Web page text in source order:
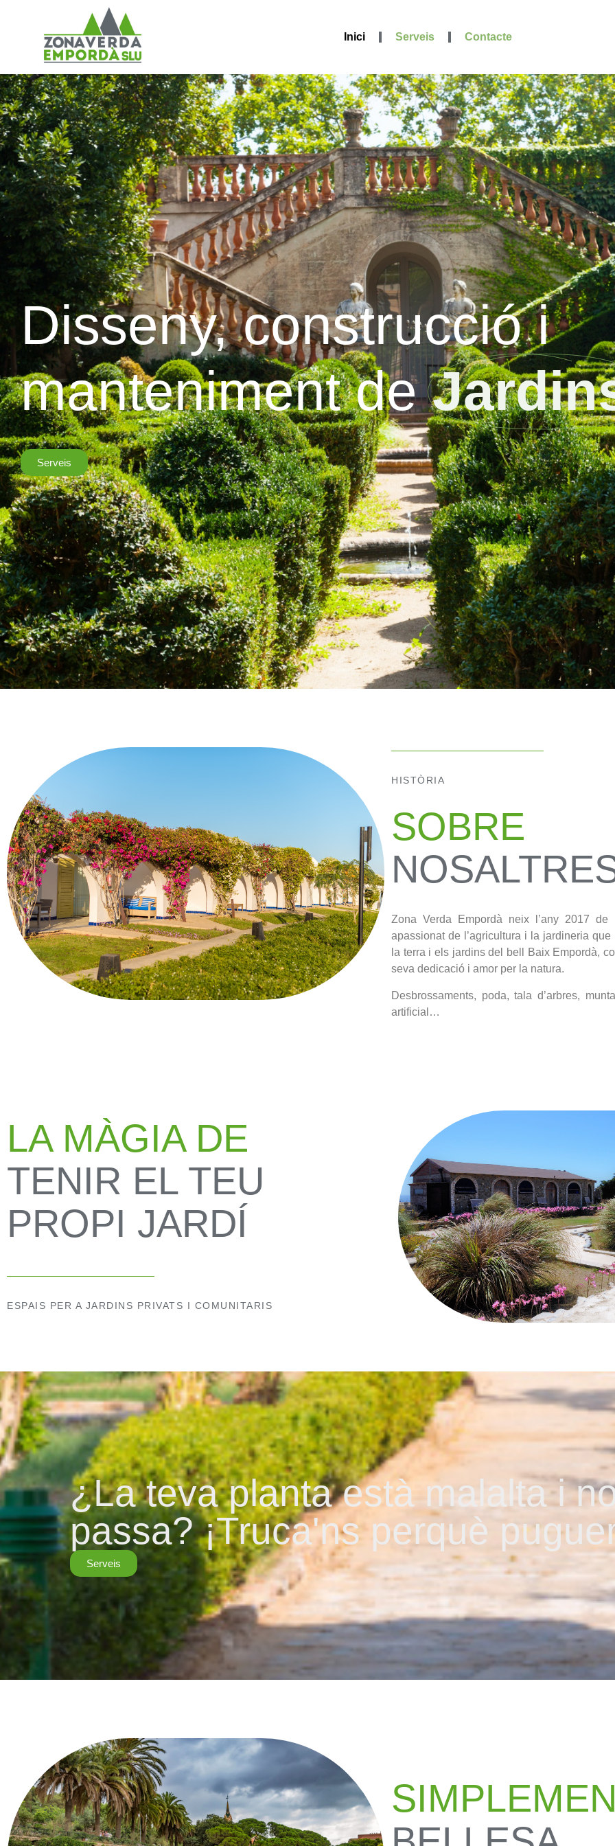
Inici Serveis Contacte
Disseny, construcció i
manteniment de
Serveis
HISTÒRIA
SOBRE
Zona Verda Empordà neix l’any 2017
apassionat de l’agricultura i la jardineria
la terra i els jardins del bell Baix Empordà,
seva dedicació i amor per la natura.
Desbrossaments, poda, tala d’arbres,
artificial…
LA MÀGIA DE
TENIR EL TEU
PROPI JARDÍ
ESPAIS PER A JARDINS PRIVATS I COMUNITARIS
¿La teva planta està malalta i
passa? ¡Truca'ns perquè
Serveis